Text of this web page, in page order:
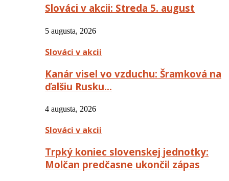
Slováci v akcii: Streda 5. august
5 augusta, 2026
Slováci v akcii
Kanár visel vo vzduchu: Šramková na
ďalšiu Rusku…
4 augusta, 2026
Slováci v akcii
Trpký koniec slovenskej jednotky:
Molčan predčasne ukončil zápas